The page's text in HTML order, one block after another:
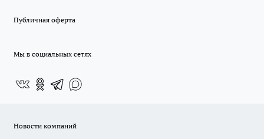
Публичная оферта
Мы в социальных сетях
Новости компаний